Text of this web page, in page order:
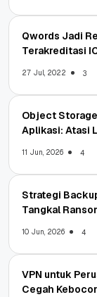
Qwords Jadi
Terakreditasi
27 Jul, 2022 3
Object
Aplikasi: Atasi
11 Jun, 2026 4
Strategi
Tangkal
10 Jun, 2026 4
VPN untuk
Cegah